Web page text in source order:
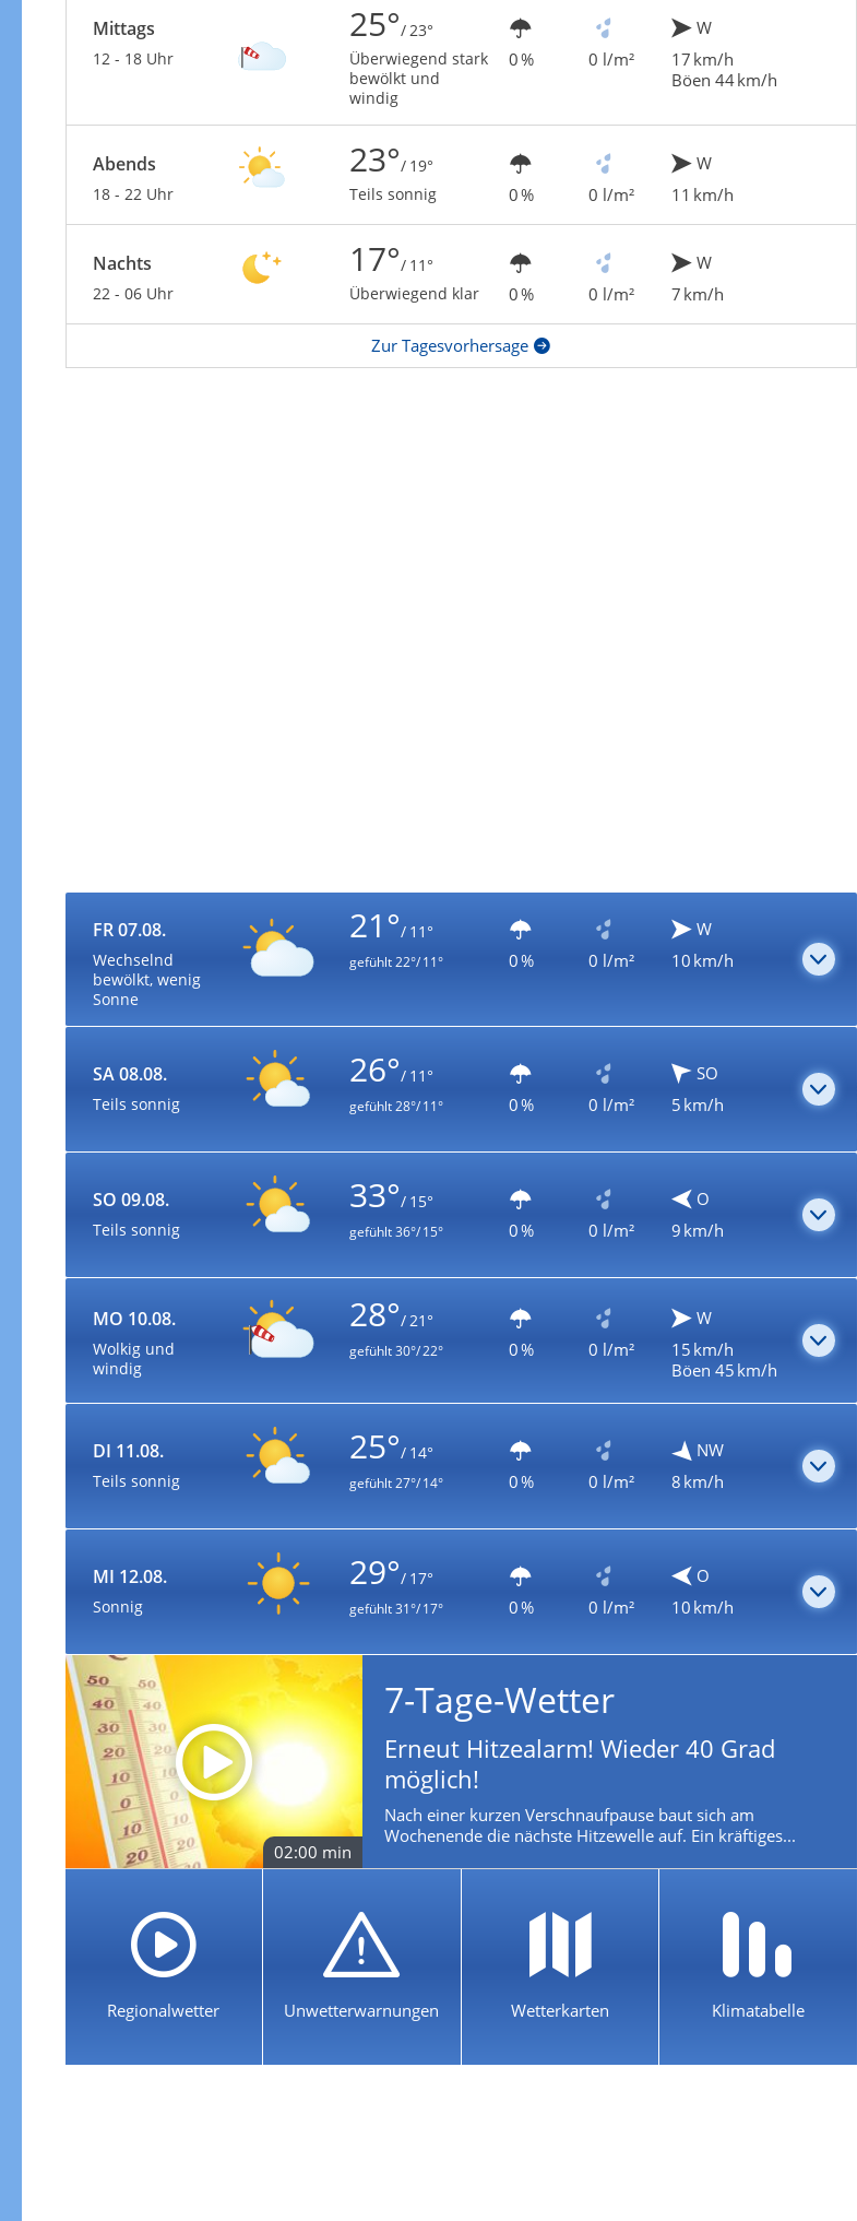
Mittags
12 - 18 Uhr
25°/ 23°
Überwiegend stark
bewölkt und
windig
0 % 0 l/m²
W
17 km/h
Böen 44 km/h
Abends
18 - 22 Uhr
23°/ 19°
Teils sonnig
0 % 0 l/m²
W
11 km/h
Nachts
22 - 06 Uhr
17°/ 11°
Überwiegend klar
0 % 0 l/m²
W
7 km/h
Zur Tagesvorhersage
FR 07.08.
Wechselnd
bewölkt, wenig
Sonne
21°/ 11°
gefühlt22°/ 11° 0 % 0 l/m²
W
10 km/h
SA 08.08.
Teils sonnig
26°/ 11°
gefühlt28°/ 11° 0 % 0 l/m²
SO
5 km/h
SO 09.08.
Teils sonnig
33°/ 15°
gefühlt36°/ 15° 0 % 0 l/m²
O
9 km/h
MO 10.08.
Wolkig und
windig
28°/ 21°
gefühlt30°/ 22° 0 % 0 l/m²
W
15 km/h
Böen 45 km/h
DI 11.08.
Teils sonnig
25°/ 14°
gefühlt27°/ 14° 0 % 0 l/m²
NW
8 km/h
MI 12.08.
Sonnig
29°/ 17°
gefühlt31°/ 17° 0 % 0 l/m²
O
10 km/h
02:00 min
7-Tage-Wetter
Erneut Hitzealarm! Wieder 40 Grad
möglich!
Nach einer kurzen Verschnaufpause baut sich am
Wochenende die nächste Hitzewelle auf. Ein kräftiges...
Regionalwetter Unwetterwarnungen Wetterkarten Klimatabelle